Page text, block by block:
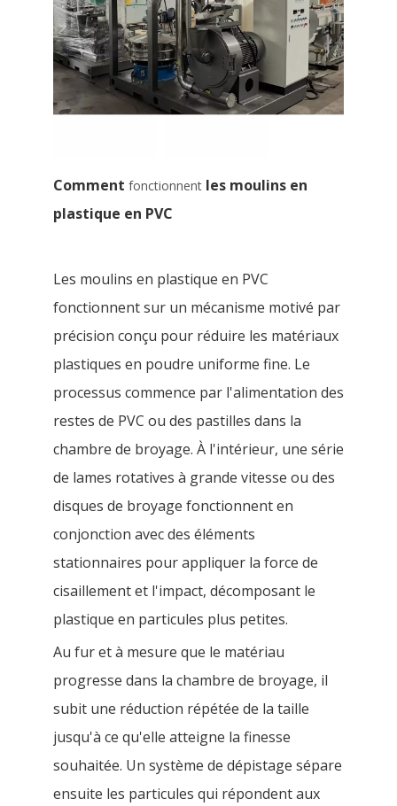
Comment fonctionnent les moulins en
plastique en PVC
Les moulins en plastique en PVC
fonctionnent sur un mécanisme motivé par
précision conçu pour réduire les matériaux
plastiques en poudre uniforme fine. Le
processus commence par l'alimentation des
restes de PVC ou des pastilles dans la
chambre de broyage. À l'intérieur, une série
de lames rotatives à grande vitesse ou des
disques de broyage fonctionnent en
conjonction avec des éléments
stationnaires pour appliquer la force de
cisaillement et l'impact, décomposant le
plastique en particules plus petites.
Au fur et à mesure que le matériau
progresse dans la chambre de broyage, il
subit une réduction répétée de la taille
jusqu'à ce qu'elle atteigne la finesse
souhaitée. Un système de dépistage sépare
ensuite les particules qui répondent aux